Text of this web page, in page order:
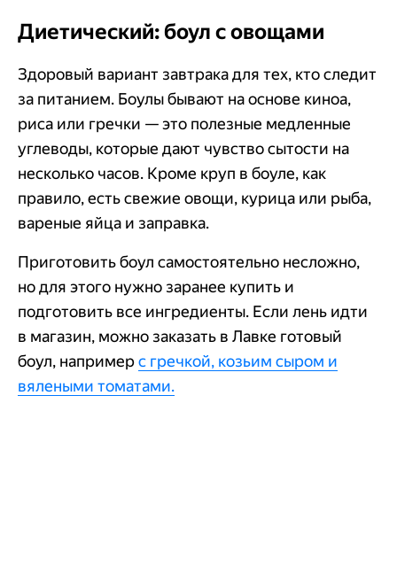
Диетический: боул с овощами
Здоровый вариант завтрака для тех, кто следит
за питанием. Боулы бывают на основе киноа,
риса или гречки — это полезные медленные
углеводы, которые дают чувство сытости на
несколько часов. Кроме круп в боуле, как
правило, есть свежие овощи, курица или рыба,
вареные яйца и заправка.
Приготовить боул самостоятельно несложно,
но для этого нужно заранее купить и
подготовить все ингредиенты. Если лень идти
в магазин, можно заказать в Лавке готовый
боул, напримерс гречкой, козьим сыром и
вялеными томатами.